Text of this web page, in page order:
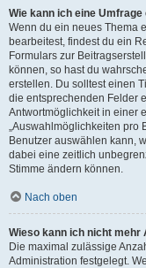
Wie kann ich eine
Wenn du ein neues Thema
bearbeitest, findest du ein
Formulars zur
können, so hast du
erstellen. Du solltest einen
die entsprechenden Felder
Antwortmöglichkeit in einer
„Auswahlmöglichkeiten pro
Benutzer auswählen kann,
dabei eine zeitlich
Stimme ändern können.
Nach oben
Wieso kann ich nicht
Die maximal zulässige
Administration festgelegt.